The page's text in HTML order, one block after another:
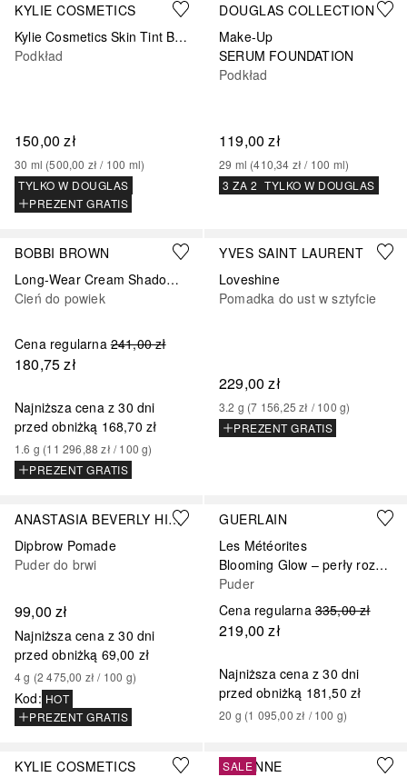
KYLIE COSMETICS
Kylie Cosmetics Skin Tint Blurring Elixir Foundation
Podkład
150,00 zł
30 ml (500,00 zł / 100 ml)
TYLKO W DOUGLAS
PREZENT GRATIS
DOUGLAS COLLECTION
Make-Up
SERUM FOUNDATION
Podkład
119,00 zł
29 ml (410,34 zł / 100 ml)
3 ZA 2 TYLKO W DOUGLAS
BOBBI BROWN
Long-Wear Cream Shadow Stick
Cień do powiek
Cena regularna 241,00 zł
180,75 zł
Najniższa cena z 30 dni
przed obniżką 168,70 zł
1.6 g (11 296,88 zł / 100 g)
PREZENT GRATIS
+32
YVES SAINT LAURENT
Loveshine
Pomadka do ust w sztyfcie
229,00 zł
3.2 g (7 156,25 zł / 100 g)
PREZENT GRATIS
ANASTASIA BEVERLY HILLS
Dipbrow Pomade
Puder do brwi
99,00 zł
Najniższa cena z 30 dni
przed obniżką 69,00 zł
4 g (2 475,00 zł / 100 g)
Kod: HOT
PREZENT GRATIS
+8
GUERLAIN
Les Météorites
Blooming Glow – perły rozświetlające skórę – edycja limitowana
Puder
Cena regularna 335,00 zł
219,00 zł
Najniższa cena z 30 dni
przed obniżką 181,50 zł
20 g (1 095,00 zł / 100 g)
KYLIE COSMETICS
+9
RABANNE
SALE